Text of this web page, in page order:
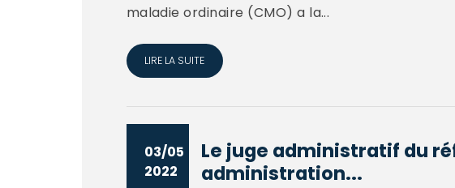
maladie ordinaire (CMO) a la...
LIRE LA SUITE
03/05
2022
Le juge administratif du
administration...